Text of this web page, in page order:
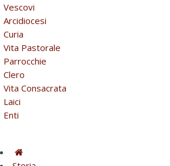
Vescovi
Arcidiocesi
Curia
Vita Pastorale
Parrocchie
Clero
Vita Consacrata
Laici
Enti